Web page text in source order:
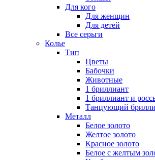
Для кого
Для женщин
Для детей
Все серьги
Колье
Тип
Цветы
Бабочки
Животные
1 бриллиант
1 бриллиант и
Танцующий
Металл
Белое золото
Желтое золото
Красное золото
Белое с желтым